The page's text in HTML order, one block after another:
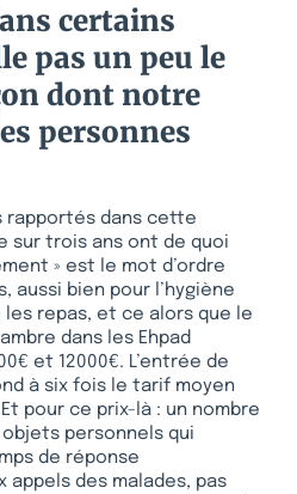
certains
pas un peu le
dont notre
personnes
rapportés dans cette
sur trois ans ont de quoi
» est le mot d’ordre
aussi bien pour l’hygiène
les repas, et ce alors que le
dans les Ehpad
et 12000€. L’entrée de
à six fois le tarif moyen
pour ce prix-là : un nombre
personnels qui
de réponse
appels des malades, pas